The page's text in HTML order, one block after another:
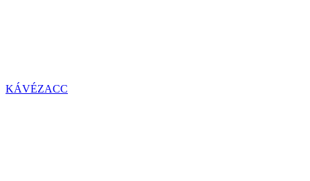
KÁVÉZACC